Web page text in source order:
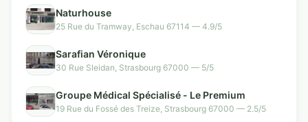
Naturhouse
25 Rue du Tramway, Eschau 67114 — 4.9/5
Sarafian Véronique
30 Rue Sleidan, Strasbourg 67000 — 5/5
Groupe Médical Spécialisé - Le Premium
19 Rue du Fossé des Treize, Strasbourg 67000 — 2.5/5